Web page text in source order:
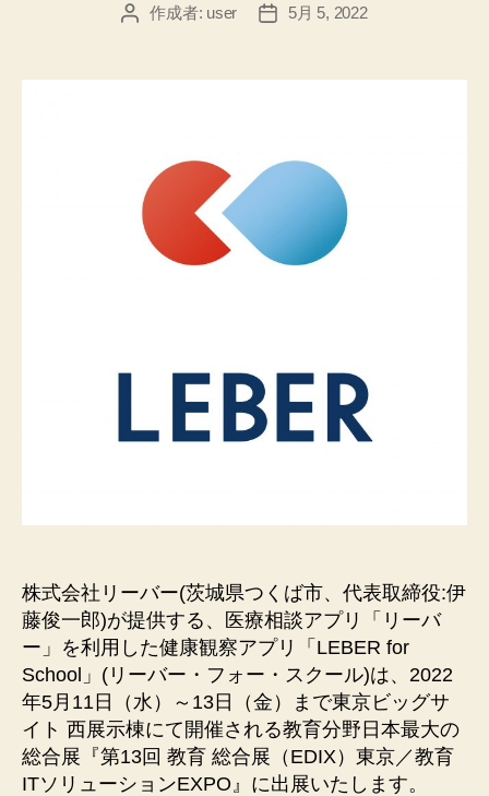
投
作成者: user
投
5月 5, 2022
株式会社リーバー(茨城県つくば市、代表取締役:伊
藤俊一郎)が提供する、医療相談アプリ「リーバ
ー」を利用した健康観察アプリ「LEBER for
School」(リーバー・フォー・スクール)は、2022
年5月11日（水）～13日（金）まで東京ビッグサ
イト 西展示棟にて開催される教育分野⽇本最⼤の
総合展『第13回 教育 総合展（EDIX）東京／教育
ITソリューションEXPO』に出展いたします。